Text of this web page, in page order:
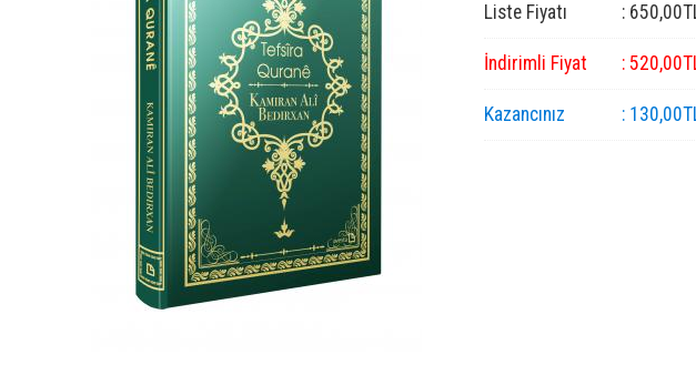
Liste Fiyatı : 650,00
İndirimli Fiyat : 520,00
Kazancınız : 130,00